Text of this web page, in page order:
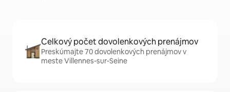
Celkový počet dovolenkových prenájmov
Preskúmajte 70 dovolenkových prenájmov v
meste Villennes-sur-Seine